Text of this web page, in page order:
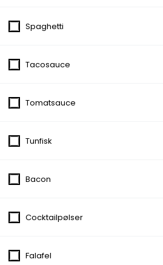
7A. Erdals Specials
Dressing, Chili
8. City Pizza
fra
9. Quattro Stagioni
Champignon, Løg
Spaghetti
Tacosauce
Tomatsauce
Tunfisk
Bacon
Cocktailpølser
Falafel